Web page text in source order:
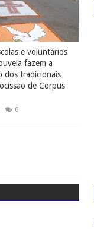
e voluntários
fazem a
dos tradicionais
de Corpus
0